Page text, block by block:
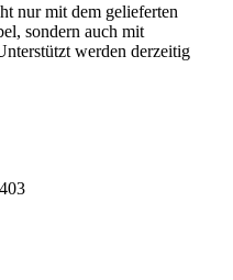
nur mit dem gelieferten
sondern auch mit
werden derzeitig